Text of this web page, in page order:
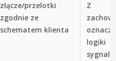
złącze/przelotki
zgodnie ze
schematem klienta
Z
logiki